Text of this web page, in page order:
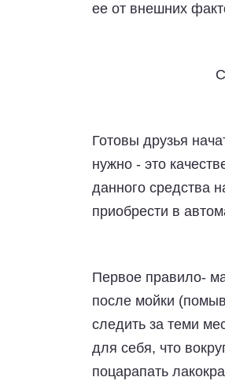
ее от внешних
Готовы друзья
нужно - это
данного средства
приобрести в
Первое правило-
после мойки
следить за теми
для себя, что
поцарапать